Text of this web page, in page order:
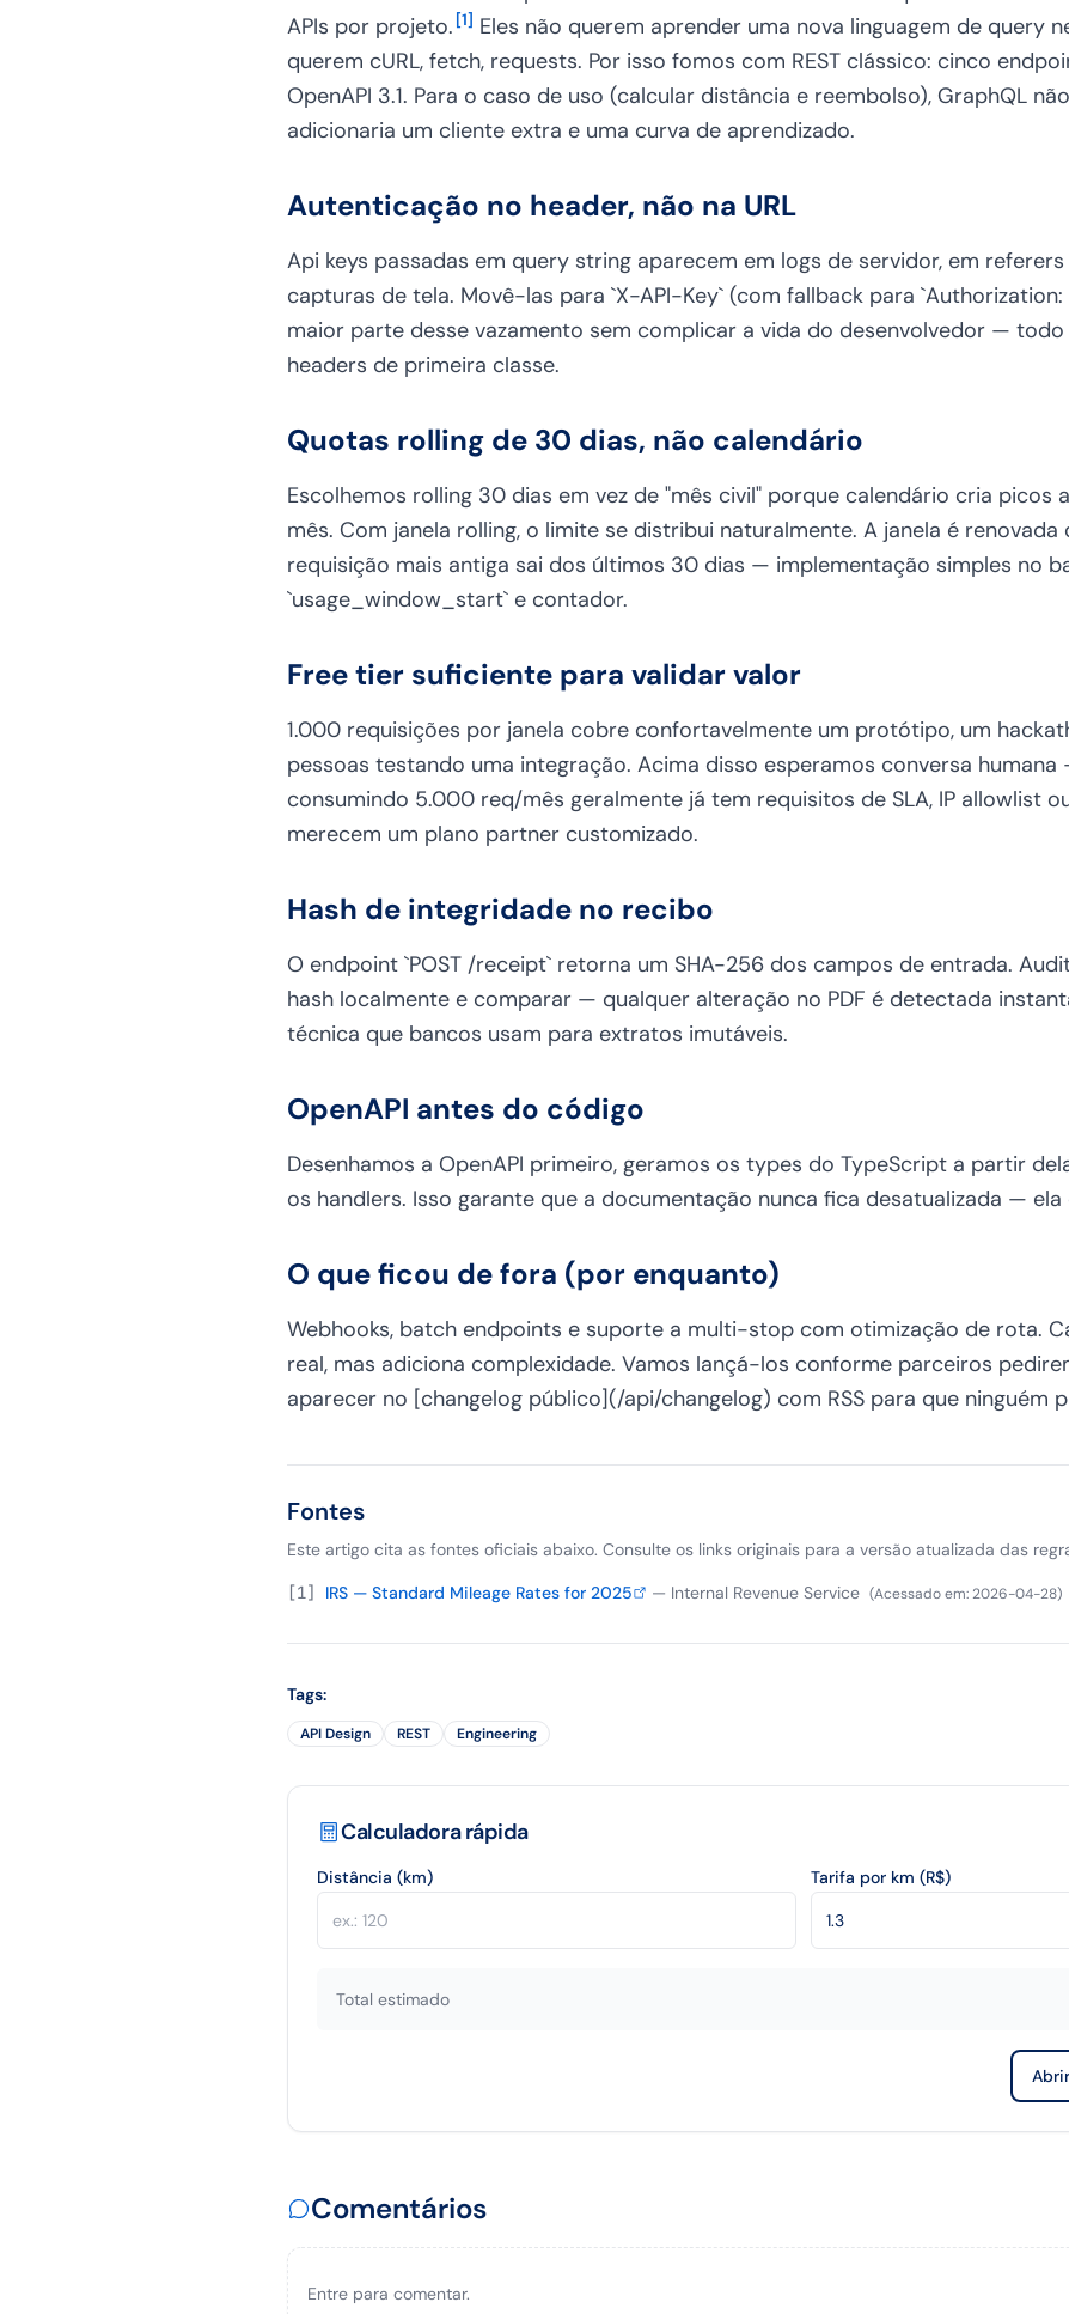
APIs por projeto. [1] Eles não querem aprender uma nova linguagem de query
querem cURL, fetch, requests. Por isso fomos com REST clássico: cinco
OpenAPI 3.1. Para o caso de uso (calcular distância e reembolso), GraphQL
adicionaria um cliente extra e uma curva de aprendizado.
Autenticação no header, não na URL
Api keys passadas em query string aparecem em logs de servidor, em
capturas de tela. Movê-las para `X-API-Key` (com fallback para `Authorization:
maior parte desse vazamento sem complicar a vida do desenvolvedor — todo
headers de primeira classe.
Quotas rolling de 30 dias, não calendário
Escolhemos rolling 30 dias em vez de "mês civil" porque calendário cria picos
mês. Com janela rolling, o limite se distribui naturalmente. A janela é
requisição mais antiga sai dos últimos 30 dias — implementação simples no
`usage_window_start` e contador.
Free tier suficiente para validar valor
1.000 requisições por janela cobre confortavelmente um protótipo, um
pessoas testando uma integração. Acima disso esperamos conversa
consumindo 5.000 req/mês geralmente já tem requisitos de SLA, IP allowlist
merecem um plano partner customizado.
Hash de integridade no recibo
O endpoint `POST /receipt` retorna um SHA-256 dos campos de entrada.
hash localmente e comparar — qualquer alteração no PDF é detectada
técnica que bancos usam para extratos imutáveis.
OpenAPI antes do código
Desenhamos a OpenAPI primeiro, geramos os types do TypeScript a partir
os handlers. Isso garante que a documentação nunca fica desatualizada —
O que ficou de fora (por enquanto)
Webhooks, batch endpoints e suporte a multi-stop com otimização de rota.
real, mas adiciona complexidade. Vamos lançá-los conforme parceiros
aparecer no [changelog público](/api/changelog) com RSS para que ninguém
Fontes
Este artigo cita as fontes oficiais abaixo. Consulte os links originais para a versão atualizada das
[1 ] IRS — Standard Mileage Rates for 2025 — Internal Revenue Service (Acessado em:2026-04-28)
Tags:
API Design REST Engineering
Calculadora rápida
Distância (km) Tarifa por km (R$)
Total estimado
Comentários
Entre para comentar.